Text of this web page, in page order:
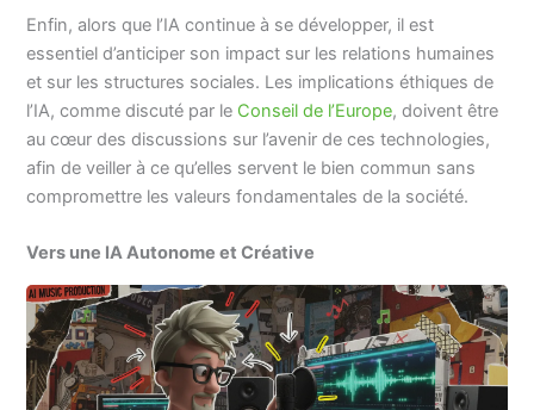
Enfin, alors que l’IA continue à se développer, il est
essentiel d’anticiper son impact sur les relations humaines
et sur les structures sociales. Les implications éthiques de
l’IA, comme discuté par le Conseil de l’Europe, doivent être
au cœur des discussions sur l’avenir de ces technologies,
afin de veiller à ce qu’elles servent le bien commun sans
compromettre les valeurs fondamentales de la société.
Vers une IA Autonome et Créative